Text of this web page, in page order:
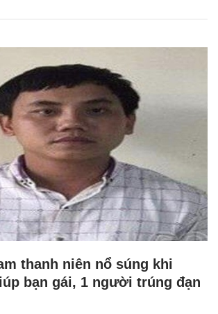
thanh niên nổ súng khi
bạn gái, 1 người trúng đạn